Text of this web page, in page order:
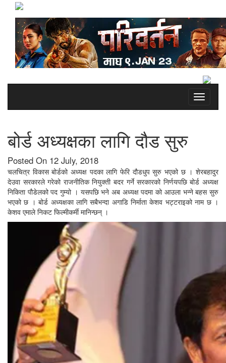
Toggle
बोर्ड अध्यक्षका लागि दौड सुरु
Posted On 12 July, 2018
चलचित्र विकास बोर्डको अध्यक्ष पदका लागि फेरि दौडधुप सुरु भएको छ । शेरबहादुर
देउवा सरकारले गरेको राजनीतिक नियुक्ती बदर गर्ने सरकारको निर्णयपछि बोर्ड अध्यक्ष
निकिता पौडेलको पद गुम्यो । यसपछि भने अब अध्यक्ष पदमा को आउला भन्ने बहस सुरु
भएको छ । बोर्ड अध्यक्षका लागि सबैभन्दा अगाडि निर्माता केशव भट्टराइको नाम छ ।
केशव एमाले निकट फिल्मीकर्मी मानिन्छन् ।